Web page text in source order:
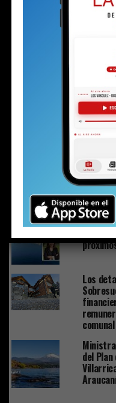
ESTO
El
Solo a
un
riña
Plan de
Los
comunal
del